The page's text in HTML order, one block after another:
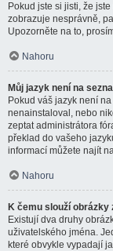
Pokud jste si jisti, že
zobrazuje nesprávně,
Upozorněte na to,
Nahoru
Můj jazyk není na
Pokud váš jazyk není
nenainstaloval, nebo
zeptat administrátora
překlad do vašeho
informací můžete najít
Nahoru
K čemu slouží obrázky
Existují dva druhy
uživatelského jména.
které obvykle vypadají